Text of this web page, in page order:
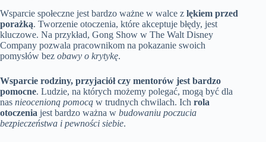
Wsparcie społeczne jest bardzo ważne w walce z lękiem przed
porażką. Tworzenie otoczenia, które akceptuje błędy, jest
kluczowe. Na przykład, Gong Show w The Walt Disney
Company pozwala pracownikom na pokazanie swoich
pomysłów bez obawy o krytykę.
Wsparcie rodziny, przyjaciół czy mentorów jest bardzo
pomocne. Ludzie, na których możemy polegać, mogą być dla
nas nieocenioną pomocą w trudnych chwilach. Ich rola
otoczenia jest bardzo ważna w budowaniu poczucia
bezpieczeństwa i pewności siebie.